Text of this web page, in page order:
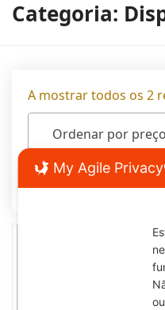
Home
Loja
Blog
Contactos
Categoria:
A mostrar todos os 2
Ordenar por
Filters
My Agile